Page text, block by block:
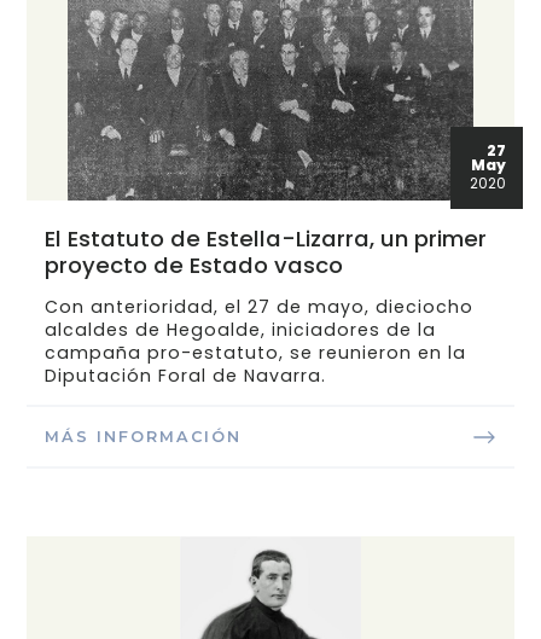
27
May
2020
El Estatuto de Estella-Lizarra, un primer
proyecto de Estado vasco
Con anterioridad, el 27 de mayo, dieciocho
alcaldes de Hegoalde, iniciadores de la
campaña pro-estatuto, se reunieron en la
Diputación Foral de Navarra.
MÁS INFORMACIÓN